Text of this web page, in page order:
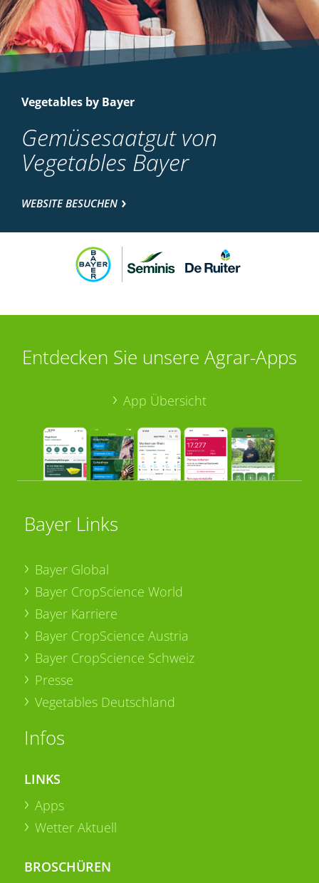
Vegetables by Bayer
Gemüsesaatgut von
Vegetables Bayer
WEBSITE BESUCHEN
Entdecken Sie unsere Agrar-Apps
App Übersicht
Bayer Links
Bayer Global
Bayer CropScience World
Bayer Karriere
Bayer CropScience Austria
Bayer CropScience Schweiz
Presse
Vegetables Deutschland
Infos
LINKS
Apps
Wetter Aktuell
BROSCHÜREN